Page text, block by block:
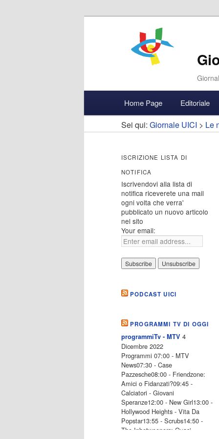
Vai
al
contenuto
principale
Vai
al
contenuto
secondario
Accedi
Home Page Editoriale
Sei qui: Giornale UICI > Le
ISCRIZIONE LISTA DI
NOTIFICA
Iscrivendovi alla lista di
notifica riceverete una mail
ogni volta che verra'
pubblicato un nuovo articolo
nel sito
Your email:
PODCAST UICI
PROGRAMMI TV DI OGGI
programmiTv - MTV 4
Dicembre 2022
Programmi 07:00 - MTV
News07:30 - Case
Pazzesche08:00 - Friendzone:
Amici o Fidanzati?09:45 -
Calciatori - Giovani
Speranze12:00 - New Girl13:00 -
Hollywood Heights - Vita Da
Popstar13:55 - Scrubs14:50 -
The Inbetweeners: Quasi